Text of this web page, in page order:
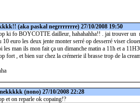
(aka paskal negrrrrrrre) 27/10/2008 19:50
ki fo BOYCOTTE dailleur, hahahahha!! . jai trouver un
euro les deux jente monter serré op desserré viser
man ils mon fait ça un dimanche matin a 11h et a
, et bien sur chez la crémerie il brasse trop de la
(nono) 27/10/2008 22:28
et on reparle ok copaing!?